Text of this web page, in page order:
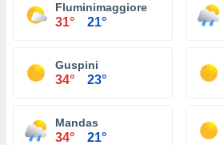
Fluminimaggiore
31° 21°
Guspini
34° 23°
Mandas
34° 21°